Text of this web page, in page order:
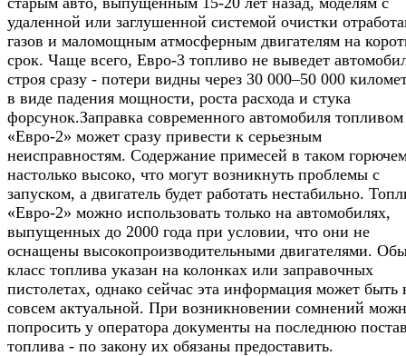
удаленной или заглушенной системой очистки
газов и маломощным атмосферным двигателям на
срок. Чаще всего, Евро-3 топливо не выведет
строя сразу - потери видны через 30 000–50 000
в виде падения мощности, роста расхода и стука
форсунок.Заправка современного автомобиля топливом
«Евро-2» может сразу привести к серьезным
неисправностям. Содержание примесей в таком
настолько высоко, что могут возникнуть проблемы с
запуском, а двигатель будет работать нестабильно.
«Евро-2» можно использовать только на автомобилях,
выпущенных до 2000 года при условии, что они не
оснащены высокопроизводительными двигателями.
класс топлива указан на колонках или заправочных
пистолетах, однако сейчас эта информация может быть
совсем актуальной. При возникновении сомнений
попросить у оператора документы на последнюю
топлива - по закону их обязаны предоставить.